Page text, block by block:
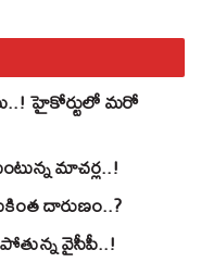
హైకోర్టులో మరో
మాచర్ల..!
దారుణం..?
వైసీపీ..!